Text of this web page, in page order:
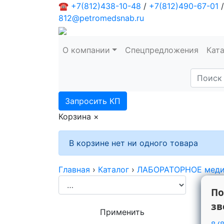
☎ +7(812)438-10-48 / +7(812)490-67-01 /
812@petromedsnab.ru
О компании Спецпредложения
Запросить КП
Корзина ×
В корзине нет ни одного товара
Главная › Каталог › ЛАБОРАТОРНОЕ
Применить